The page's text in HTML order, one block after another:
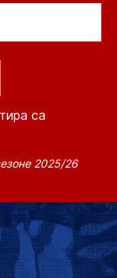
са
2025/26